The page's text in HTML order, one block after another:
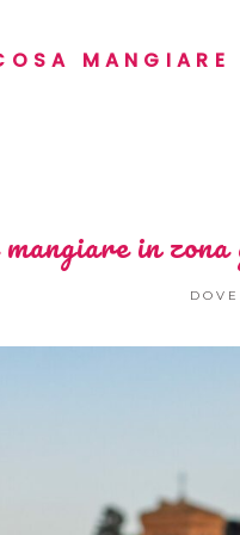
MANGIARE
mangiare in